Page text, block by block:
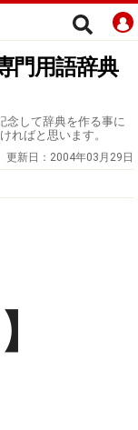
門用語辞典
念して辞典を作る事に
ればと思います。
更新日： 2004年03月29日